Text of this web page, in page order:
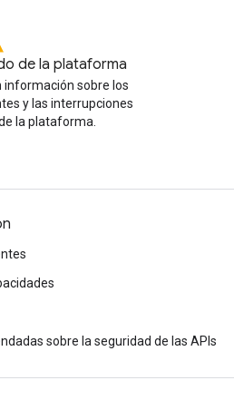
de la plataforma
información sobre los
y las interrupciones
la plataforma.
sobre la seguridad de las APIs